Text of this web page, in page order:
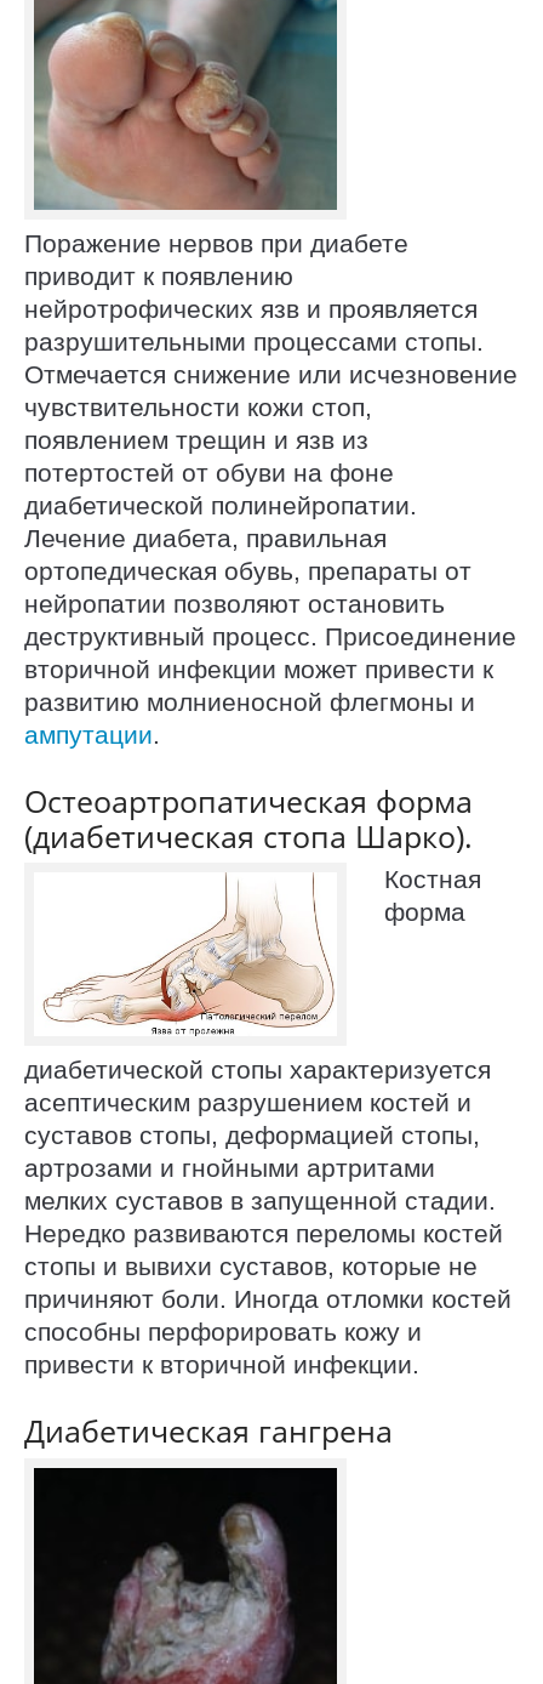
Поражение нервов при диабете
приводит к появлению
нейротрофических язв и проявляется
разрушительными процессами стопы.
Отмечается снижение или исчезновение
чувствительности кожи стоп,
появлением трещин и язв из
потертостей от обуви на фоне
диабетической полинейропатии.
Лечение диабета, правильная
ортопедическая обувь, препараты от
нейропатии позволяют остановить
деструктивный процесс. Присоединение
вторичной инфекции может привести к
развитию молниеносной флегмоны и
ампутации.
Остеоартропатическая форма
(диабетическая стопа Шарко).
Костная
форма
диабетической стопы характеризуется
асептическим разрушением костей и
суставов стопы, деформацией стопы,
артрозами и гнойными артритами
мелких суставов в запущенной стадии.
Нередко развиваются переломы костей
стопы и вывихи суставов, которые не
причиняют боли. Иногда отломки костей
способны перфорировать кожу и
привести к вторичной инфекции.
Диабетическая гангрена